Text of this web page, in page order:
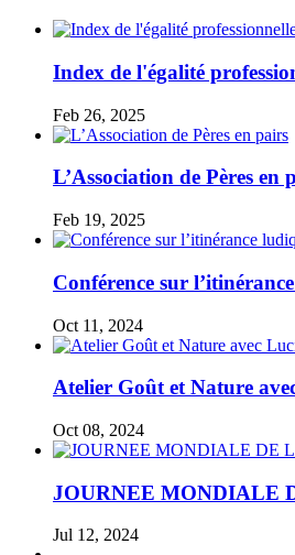
Index de l'égalité
Feb 26, 2025
L’Association de Pères en
Feb 19, 2025
Conférence sur
Oct 11, 2024
Atelier Goût et Nature
Oct 08, 2024
JOURNEE MONDIALE
Jul 12, 2024